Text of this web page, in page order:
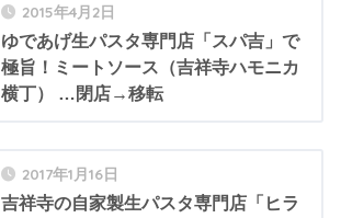
2015年4月2日
ゆであげ生パスタ専門店「スパ吉」で
極旨！ミートソース（吉祥寺ハモニカ
横丁） …閉店→移転
2017年1月16日
吉祥寺の自家製生パスタ専門店「ヒラ